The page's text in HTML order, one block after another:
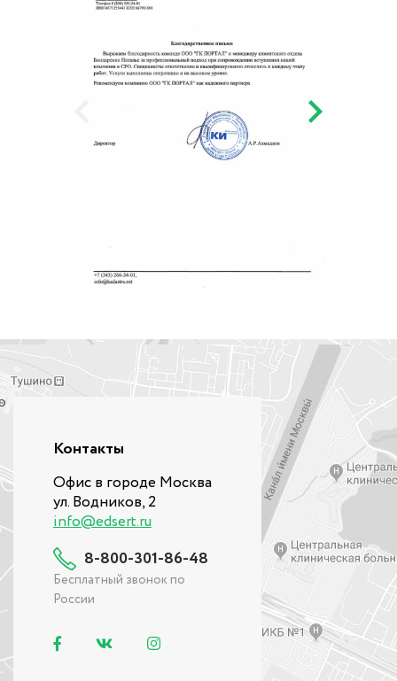
Контакты
Офис в городе Москва
ул. Водников, 2
info@edsert.ru
8-800-301-86-48
Бесплатный звонок по
России